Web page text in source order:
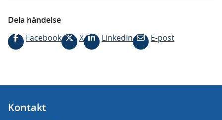
Dela händelse
Facebook
X LinkedIn E-post
Kontakt